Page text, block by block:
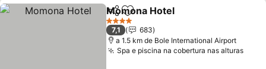
PartilharAdicionar aos favoritos
Momona Hotel
4 Estrelas
7,1
683
a 1.5 km de Bole International Airport
Spa e piscina na cobertura nas alturasVer